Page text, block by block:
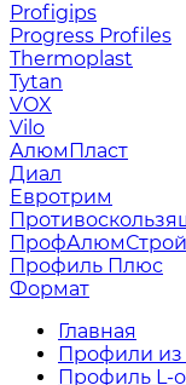
Profigips
Progress Profiles
Thermoplast
Tytan
VOX
Vilo
АлюмПласт
Диал
Евротрим
ПрофАлюмСтрой
Профиль Плюс
Формат
Главная
Профили из
Профиль L-